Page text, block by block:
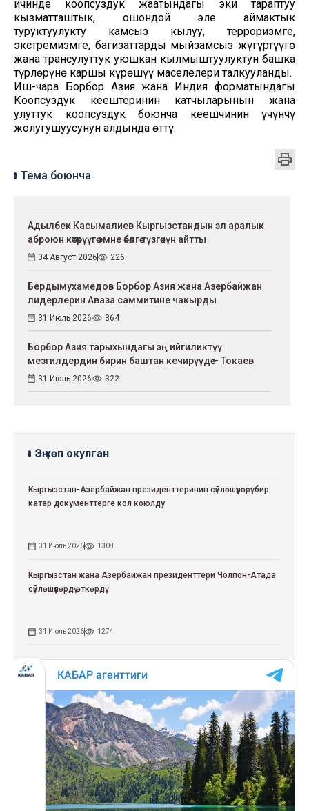
ичинде коопсуздук жаатындагы эки тараптуу
кызматташтык, ошондой эле аймактык
туруктуулукту камсыз кылуу, терроризмге,
экстремизмге, баңгизаттарды мыйзамсыз жүгүртүүгө
жана трансулуттук уюшкан кылмыштуулуктун башка
түрлөрүнө каршы күрөшүү маселелери талкууланды.
Иш-чара Борбор Азия жана Индия форматындагы
Коопсуздук кеңештеринин катчыларынын жана
улуттук коопсуздук боюнча кеңешчинин үчүнчү
жолугушуусунун алдында өттү.
Тема боюнча
Адылбек Касымалиев Кыргызстандын эл аралык
аброюн көтөрүүгө эмне өбөлгө түзгөнүн айтты
04 Август 2026 226
Бердымухамедов Борбор Азия жана Азербайжан
лидерлерин Аваза саммитине чакырды
31 Июль 2026 364
Борбор Азия тарыхындагы эң ийгиликтүү
мезгилдердин бирин баштан кечирүүдө – Токаев
31 Июль 2026 322
Эң көп окулган
Кыргызстан-Азербайжан президенттеринин сүйлөшүүлөрү: бир
катар документтерге кол коюлду
31 Июль 2026 1308
Кыргызстан жана Азербайжан президенттери Чолпон-Атада
сүйлөшүүлөрдү өткөрдү
31 Июль 2026 1274